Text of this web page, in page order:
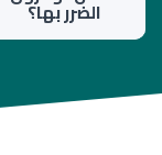
الضرر بها؟